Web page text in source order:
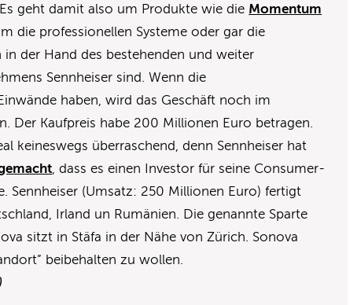
geht damit also um Produkte wie die Momentum
die professionellen Systeme oder gar die
der Hand des bestehenden und weiter
Sennheiser sind. Wenn die
haben, wird das Geschäft noch im
Der Kaufpreis habe 200 Millionen Euro betragen.
keineswegs überraschend, denn Sennheiser hat
, dass es einen Investor für seine Consumer-
Sennheiser (Umsatz: 250 Millionen Euro) fertigt
Irland un Rumänien. Die genannte Sparte
sitzt in Stäfa in der Nähe von Zürich. Sonova
beibehalten zu wollen.